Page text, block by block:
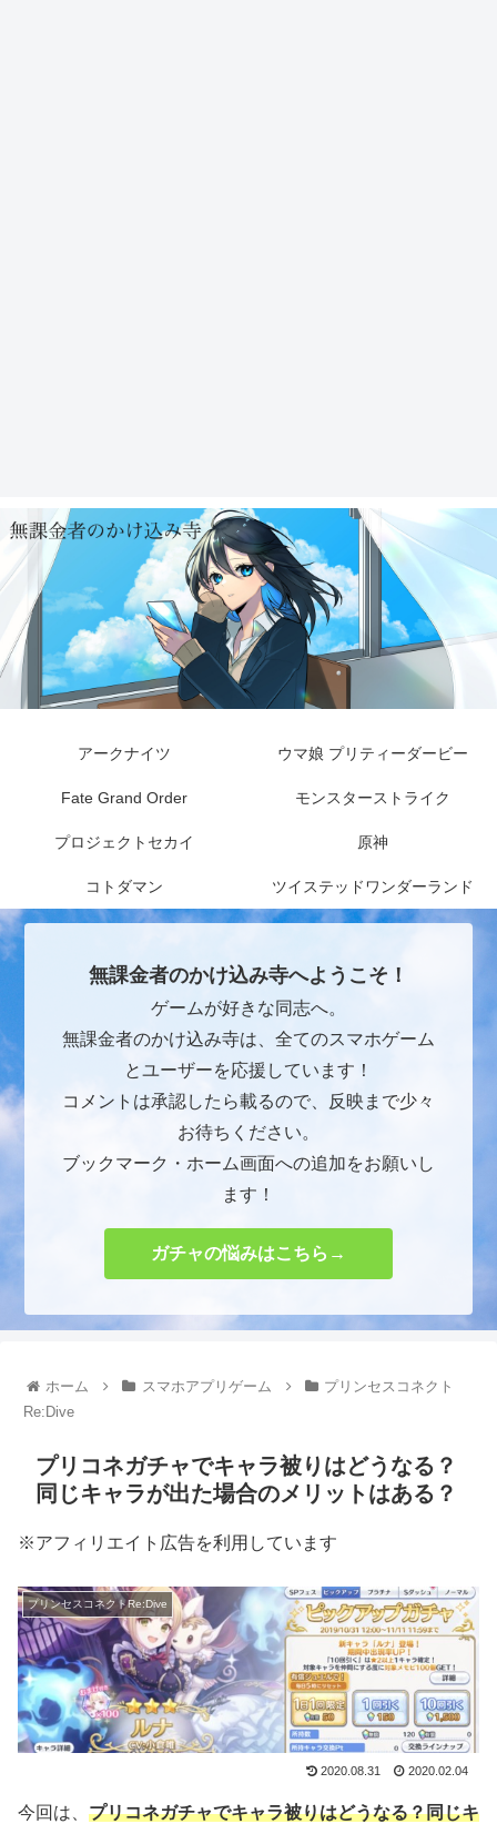
アークナイツ ウマ娘 プリティーダービー
Fate Grand Order モンスターストライク
プロジェクトセカイ 原神
コトダマン ツイステッドワンダーランド
無課金者のかけ込み寺へようこそ！
ゲームが好きな同志へ。
無課金者のかけ込み寺は、全てのスマホゲーム
とユーザーを応援しています！
コメントは承認したら載るので、反映まで少々
お待ちください。
ブックマーク・ホーム画面への追加をお願いし
ます！
ガチャの悩みはこちら→
ホーム スマホアプリゲーム
プリンセスコネクト
Re:Dive
プリコネガチャでキャラ被りはどうなる？
同じキャラが出た場合のメリットはある？
※アフィリエイト広告を利用しています
プリンセスコネクトRe:Dive
2020.08.31 2020.02.04
今回は、 プリコネガチャでキャラ被りはどうなる？同じキ